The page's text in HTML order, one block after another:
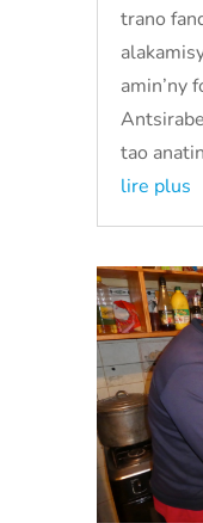
trano
amin’ny
tao
lire plus